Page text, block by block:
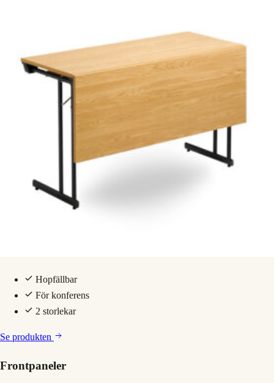
Hopfällbar
För konferens
2 storlekar
Se produkten
Frontpaneler